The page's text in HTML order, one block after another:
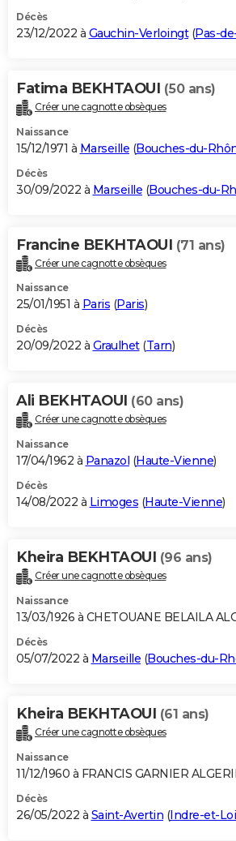
Décès
23/12/2022 à Gauchin-Verloingt(Pas-
Fatima BEKHTAOUI (50 ans)
Créer une cagnotte obsèques
Naissance
15/12/1971 à Marseille (Bouches-du-
Décès
30/09/2022 à Marseille (Bouches-du-
Francine BEKHTAOUI (71 ans)
Créer une cagnotte obsèques
Naissance
25/01/1951 à Paris (Paris)
Décès
20/09/2022 à Graulhet(Tarn)
Ali BEKHTAOUI (60 ans)
Créer une cagnotte obsèques
Naissance
17/04/1962 à Panazol (Haute-Vienne)
Décès
14/08/2022 à Limoges (Haute-Vienne)
Kheira BEKHTAOUI (96 ans)
Créer une cagnotte obsèques
Naissance
13/03/1926 à CHETOUANE BELAILA
Décès
05/07/2022 à Marseille (Bouches-du-
Kheira BEKHTAOUI (61 ans)
Créer une cagnotte obsèques
Naissance
11/12/1960 à FRANCIS GARNIER
Décès
26/05/2022 à Saint-Avertin (Indre-et-